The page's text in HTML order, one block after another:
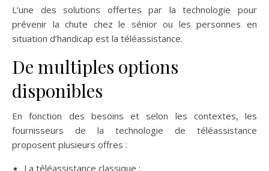
L’une des solutions offertes par la technologie pour
prévenir la chute chez le sénior ou les personnes en
situation d’handicap est la téléassistance.
De multiples options
disponibles
En fonction des besoins et selon les contextes, les
fournisseurs de la technologie de téléassistance
proposent plusieurs offres :
La téléassistance classique ;